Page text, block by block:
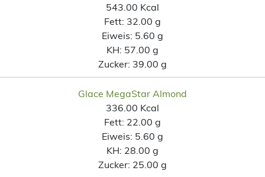
543.00 Kcal
Fett: 32.00 g
Eiweis: 5.60 g
KH: 57.00 g
Zucker: 39.00 g
Glace MegaStar Almond
336.00 Kcal
Fett: 22.00 g
Eiweis: 5.60 g
KH: 28.00 g
Zucker: 25.00 g